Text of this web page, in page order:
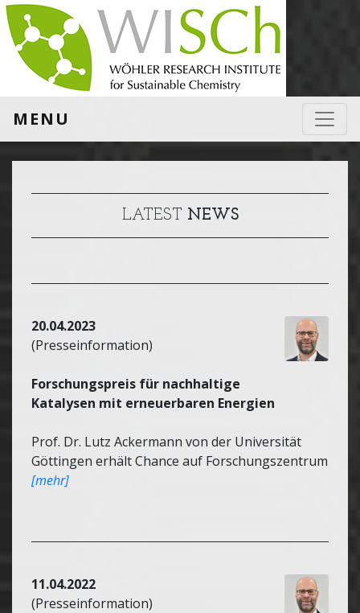
MENU
LATEST NEWS
20.04.2023
(Presseinformation)
Forschungspreis für nachhaltige
Katalysen mit erneuerbaren Energien
Prof. Dr. Lutz Ackermann von der Universität
Göttingen erhält Chance auf Forschungszentrum
[mehr]
11.04.2022
(Presseinformation)